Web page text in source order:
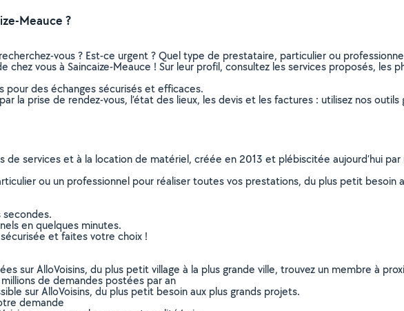
Meauce ?
vous ? Est-ce urgent ? Quel type de prestataire, particulier ou
vous à Saincaize-Meauce ! Sur leur profil, consultez les services proposés, les
pour des échanges sécurisés et efficaces.
la prise de rendez-vous, l’état des lieux, les devis et les factures : utilisez nos
de services et à la location de matériel, créée en 2013 et plébiscitée aujourd’hui
ou un professionnel pour réaliser toutes vos prestations, du plus petit besoin
secondes.
en quelques minutes.
et faites votre choix !
sur AlloVoisins, du plus petit village à la plus grande ville, trouvez un membre à
de demandes postées par an
sur AlloVoisins, du plus petit besoin aux plus grands projets.
demande